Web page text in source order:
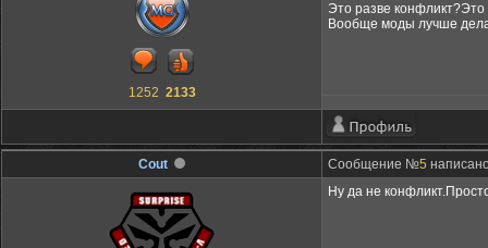
1252 2133
Это разве конфликт?Это
Вообще моды лучше
Cout Сообщение №5
Ну да не